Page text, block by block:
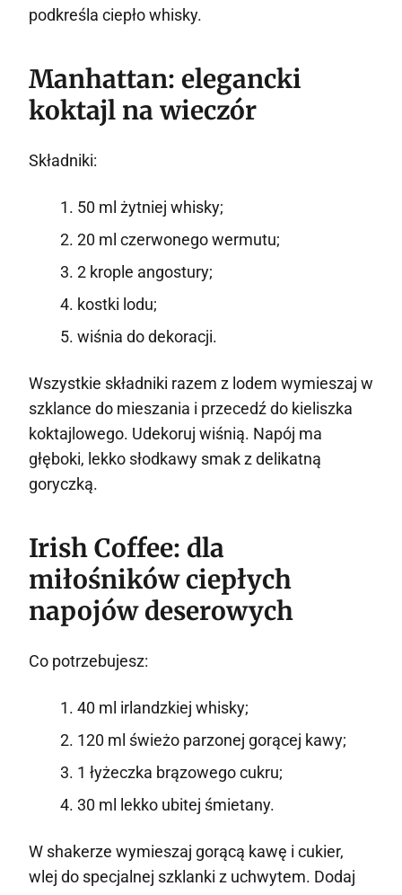
podkreśla ciepło whisky.
Manhattan: elegancki
koktajl na wieczór
Składniki:
50 ml żytniej whisky;
20 ml czerwonego wermutu;
2 krople angostury;
kostki lodu;
wiśnia do dekoracji.
Wszystkie składniki razem z lodem wymieszaj w
szklance do mieszania i przecedź do kieliszka
koktajlowego. Udekoruj wiśnią. Napój ma
głęboki, lekko słodkawy smak z delikatną
goryczką.
Irish Coffee: dla
miłośników ciepłych
napojów deserowych
Co potrzebujesz:
40 ml irlandzkiej whisky;
120 ml świeżo parzonej gorącej kawy;
1 łyżeczka brązowego cukru;
30 ml lekko ubitej śmietany.
W shakerze wymieszaj gorącą kawę i cukier,
wlej do specjalnej szklanki z uchwytem. Dodaj